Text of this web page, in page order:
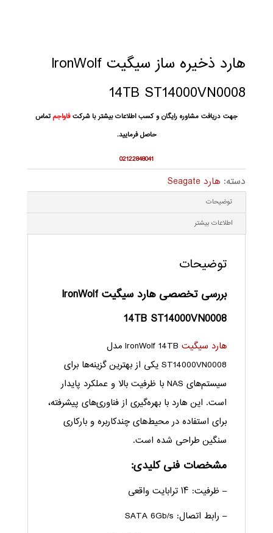
هارد ذخیره ساز سیگیت IronWolf
14TB ST14000VN0008
جهت دریافت مشاوره رایگان و کسب اطلاعات بیشتر با شرکتفاواجم تماس
حاصل فرمایید.
02122848041
دسته: هارد Seagate
توضیحات
اطلاعات بیشتر
توضیحات
بررسی تخصصی هارد سیگیت IronWolf
14TB ST14000VN0008
هارد سیگیت
IronWolf 14TB مدل
ST14000VN0008 یکی از بهترین گزینه‌ها برای
سیستم‌های NAS با ظرفیت بالا و عملکرد پایدار
است. این هارد با بهره‌گیری از فناوری‌های پیشرفته،
برای استفاده در محیط‌های چندکاربره و بارکاری
سنگین طراحی شده است.
مشخصات فنی کلیدی:
– ظرفیت: ۱۴ ترابایت واقعی
– رابط اتصال: SATA 6Gb/s